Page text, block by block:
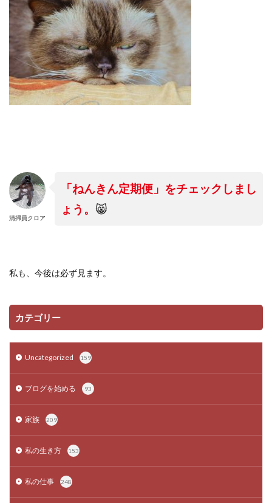
清掃員クロア
「ねんきん定期便」をチェックしまし
ょう。 😸
私も、今後は必ず見ます。
カテゴリー
Uncategorized 159
ブログを始める 93
家族 209
私の生き方 153
私の仕事 248